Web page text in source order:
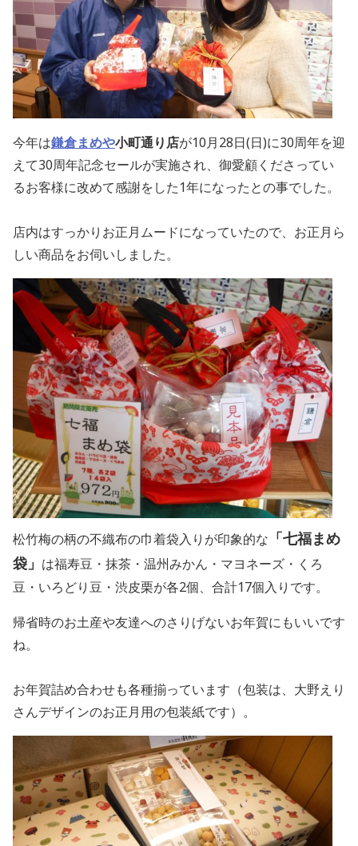
今年は鎌倉まめや小町通り店が10月28日(日)に30周年を迎
えて30周年記念セールが実施され、御愛顧くださってい
るお客様に改めて感謝をした1年になったとの事でした。
店内はすっかりお正月ムードになっていたので、お正月ら
しい商品をお伺いしました。
松竹梅の柄の不織布の巾着袋入りが印象的な 「七福まめ
袋」 は福寿豆・抹茶・温州みかん・マヨネーズ・くろ
豆・いろどり豆・渋皮栗が各2個、合計17個入りです。
帰省時のお土産や友達へのさりげないお年賀にもいいです
ね。
お年賀詰め合わせも各種揃っています（包装は、大野えり
さんデザインのお正月用の包装紙です）。